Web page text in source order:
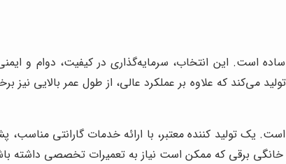
است. این انتخاب، سرمایه‌گذاری در کیفیت، دوام و
می‌کند که علاوه بر عملکرد عالی، از طول عمر بالایی نیز
یک تولید کننده معتبر، با ارائه خدمات گارانتی
خانگی برقی که ممکن است نیاز به تعمیرات تخصصی داشته